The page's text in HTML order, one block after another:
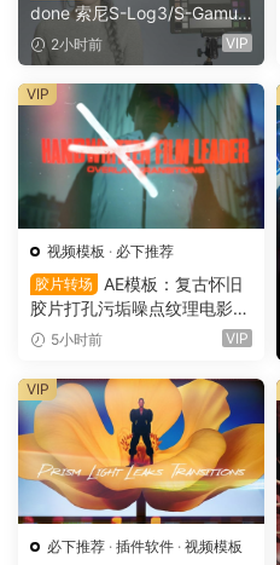
done 索尼S-Log3/S-Gamut
3.Cine素材色彩还原、监看L
UT调色预设 Gerald Undone
– S-Log3 LUT Pack（1260
2）
2小时前 VIP
视频模板 · 必下推荐
胶片转场
AE模板：复古怀旧
胶片打孔污垢噪点纹理电影帧
叠加电影短片剪辑转场过渡
5小时前 VIP
VIP
必下推荐 · 插件软件 · 视频模板
VIP